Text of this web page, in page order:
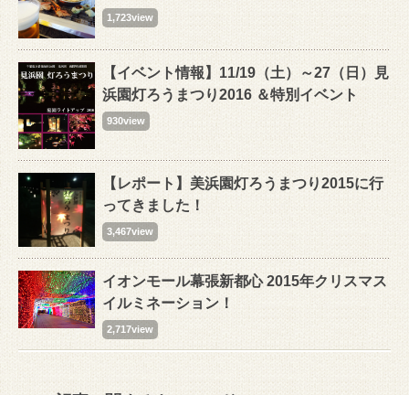
1,723view
【イベント情報】11/19（土）～27（日）見
浜園灯ろうまつり2016 ＆特別イベント
930view
【レポート】美浜園灯ろうまつり2015に行
ってきました！
3,467view
イオンモール幕張新都心 2015年クリスマス
イルミネーション！
2,717view